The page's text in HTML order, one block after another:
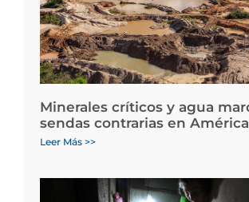
Minerales críticos y agua
sendas contrarias en
Leer Más >>